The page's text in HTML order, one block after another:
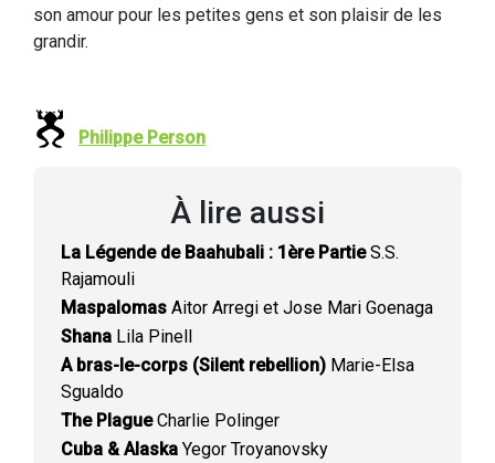
son amour pour les petites gens et son plaisir de les
grandir.
Philippe Person
À lire aussi
La Légende de Baahubali : 1ère PartieS.S.
Rajamouli
Maspalomas Aitor Arregi et Jose Mari Goenaga
Shana Lila Pinell
A bras-le-corps (Silent rebellion) Marie-Elsa
Sgualdo
The PlagueCharlie Polinger
Cuba & Alaska Yegor Troyanovsky